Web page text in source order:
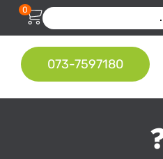
0
073-7597180